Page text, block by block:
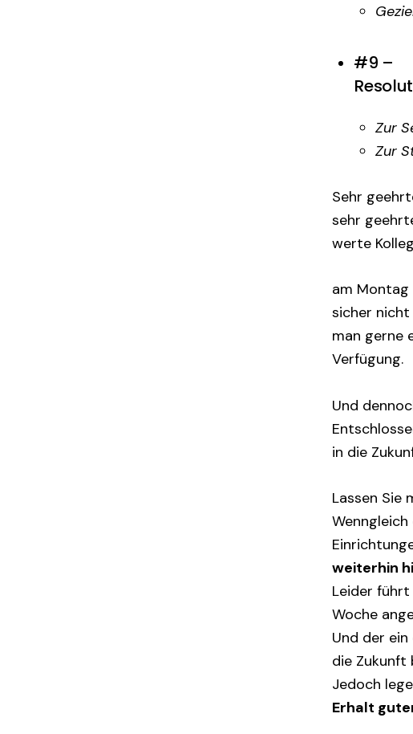
#9 –
Zur
Zur
Sehr
sehr
werte
am Montag
sicher
man gerne
Verfügung.
Und
in die
Lassen Sie
Wenngleich
weiterhin
Leider
Woche
Und der
die Zukunft
Jedoch
Erhalt